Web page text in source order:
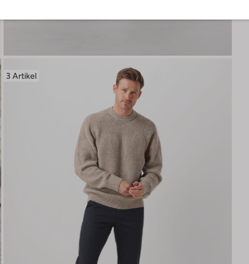
3 Artikel